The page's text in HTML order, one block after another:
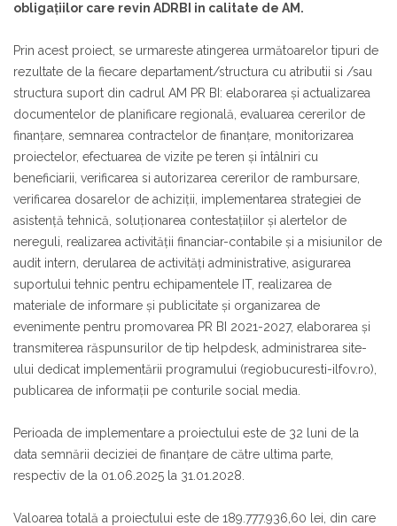
obligațiilor care revin ADRBI in calitate de AM.
Prin acest proiect, se urmareste atingerea următoarelor tipuri de
rezultate de la fiecare departament/structura cu atributii si /sau
structura suport din cadrul AM PR BI: elaborarea și actualizarea
documentelor de planificare regională, evaluarea cererilor de
finanțare, semnarea contractelor de finanțare, monitorizarea
proiectelor, efectuarea de vizite pe teren și întâlniri cu
beneficiarii, verificarea si autorizarea cererilor de rambursare,
verificarea dosarelor de achiziții, implementarea strategiei de
asistență tehnică, soluționarea contestațiilor și alertelor de
nereguli, realizarea activității financiar-contabile și a misiunilor de
audit intern, derularea de activități administrative, asigurarea
suportului tehnic pentru echipamentele IT, realizarea de
materiale de informare și publicitate și organizarea de
evenimente pentru promovarea PR BI 2021-2027, elaborarea și
transmiterea răspunsurilor de tip helpdesk, administrarea site-
ului dedicat implementării programului (regiobucuresti-ilfov.ro),
publicarea de informații pe conturile social media.
Perioada de implementare a proiectului este de 32 luni de la
data semnării deciziei de finanțare de către ultima parte,
respectiv de la 01.06.2025 la 31.01.2028.
Valoarea totală a proiectului este de 189.777.936,60 lei, din care